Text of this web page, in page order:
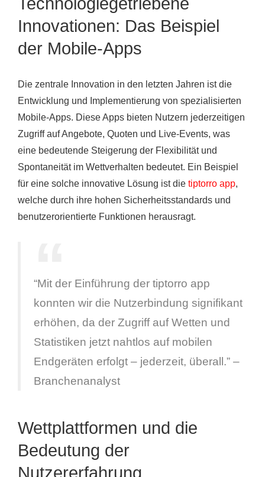
Innovationen: Das Beispiel
der Mobile-Apps
Die zentrale Innovation in den letzten Jahren ist die
Entwicklung und Implementierung von spezialisierten
Mobile-Apps. Diese Apps bieten Nutzern jederzeitigen
Zugriff auf Angebote, Quoten und Live-Events, was
eine bedeutende Steigerung der Flexibilität und
Spontaneität im Wettverhalten bedeutet. Ein Beispiel
für eine solche innovative Lösung ist die tiptorro app,
welche durch ihre hohen Sicherheitsstandards und
benutzerorientierte Funktionen herausragt.
“Mit der Einführung der tiptorro app
konnten wir die Nutzerbindung signifikant
erhöhen, da der Zugriff auf Wetten und
Statistiken jetzt nahtlos auf mobilen
Endgeräten erfolgt – jederzeit, überall.” –
Branchenanalyst
Wettplattformen und die
Bedeutung der
Nutzererfahrung